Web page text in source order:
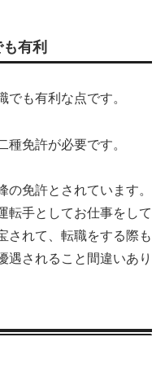
有利
でも有利な点です。
免許が必要です。
免許とされています。
転手としてお仕事をして
されて、転職をする際も
遇されること間違いあり